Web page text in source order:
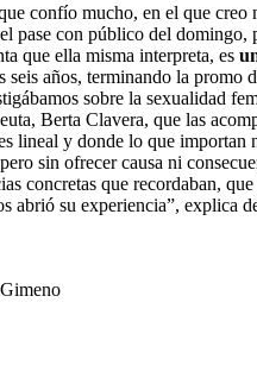
confío mucho, en el que creo
pase con público del
que ella misma interpreta, es
seis años, terminando la promo
sobre la sexualidad
Berta Clavera, que las
lineal y donde lo que importan
sin ofrecer causa ni
concretas que recordaban,
abrió su experiencia”, explica